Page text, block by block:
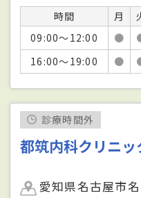
時間 月
09:00～12:00
●
16:00～19:00
●
診療時間外
都筑内科クリニッ
愛知県名古屋市